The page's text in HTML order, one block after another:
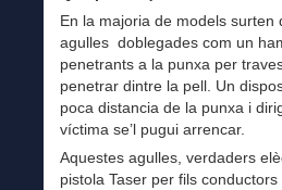
En la majoria de models surten
agulles doblegades com un
penetrants a la punxa per
penetrar dintre la pell. Un
poca distancia de la punxa i
víctima se’l pugui arrencar.
Aquestes agulles, verdaders
pistola Taser per fils